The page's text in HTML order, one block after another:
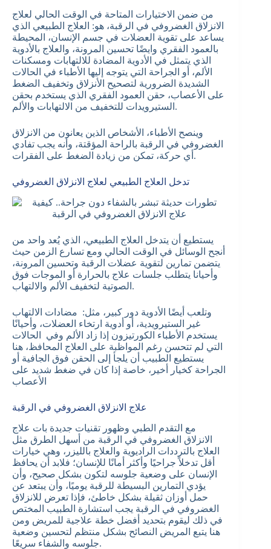
من ضمن الاختيارات المتاحة في الوقت الحالي لعلاج
الانزلاق الغضروفي في الرقبة، هو: العلاج الطبيعي الذي
يساعد على تقوية العضلات في جسم الإنسان، المحيطة
بالعمود الفقري وايضًا تحسين المرونة، والعلاج بالأدوية
الذي يتمثل في الأدوية المضادة للالتهابات ومسكنات
الألم، أو الجراحة التي يتوجه إليها الأطباء في الحالات
الشديدة الضرورية لتصحيح الأنزلاق وتخفيف الضغط
على الأعصاب، حقن العمود الفقري الذي يستخدم بحقن
الستيرويدات للتخفيف من الالتهابات والألم.
وينصح الأطباء، الأشخاص الذين يعانون من الانزلاق
الغضروفي في الرقبة بالراحة المؤقتة، وأنه يجب تفادي
أي حركة، تمكن من زيادة الضغط على الفقرات.
تدخل العلاج الطبيعي لعلاج الانزلاق الغضروفي
يستطيع أن يتدخل العلاج الطبيعي، الذي يُعد واحد من
أنجح الوسائل في الوقت الحالي ومع تسارع الزمن حيث
يتضمن تمارين لتقوية عضلات الرقبة وتحسين المرونة،
وأحيانا يتطلب جلسات علاج بالحرارة أو الموجات فوق
الصوتية لتخفيف الألم والالتهاب.
وتلعب أيضًا الأدوية دور كبير، مثل: مضادات الالتهاب
غير الستيرويدية، أو أدوية ارتخاء العضلات، وأحيانًا
يستخدم الأطباء الكورتيزون إذا زاد الألم وفي الحالات
التي لم تتحسن رغم المواظبة على العلاج المحافظ، هنا
يستطيع الطبيب أن يلجأ إلى الحقن فوق الجافية أو
الجراحة كخيار أخير، خاصة إذا كان في ضغط شديد على
الأعصاب
علاج الانزلاق الغضروفي في الرقبة
مع التقدم الطبي وظهور تقنيات جديدة بات علاج
الانزلاق الغضروفي في الرقبة من أسهل الطرق مثل
العلاج بالترددات الراديوية والعلاج بالليزر، وهي خيارات
أقل تدخلاً جراحيًا وأكثر أمانًا للإنسان؛ فلابد أن يحافظ
الإنسان على وضعية جلوسه لتكون بشكل صحيح، وأن
يؤدي التمارين البسيطة للرقبة يوميًا، وأن يبتعد عن
حمل أوزان ثقيلة بشكل خاطئ، فإذا تعرض للانزلاق
الغضروفي في الرقبة يجب استشارة الطبيب المختص
في ذلك ليقوم بتحديد أفضل خطة علاجية للمريض ومن
هنا يتبع المريض النصائح بشكل منتظم لتحسين وضعية
جلوسه والشفاء سريعًا.